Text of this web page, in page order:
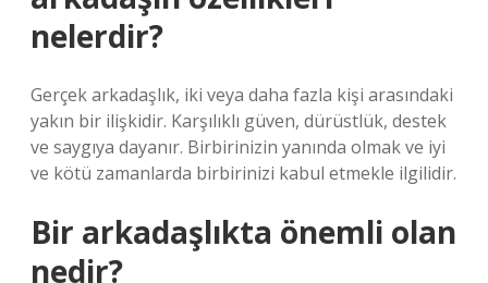
nelerdir?
Gerçek arkadaşlık, iki veya daha fazla kişi arasındaki
yakın bir ilişkidir. Karşılıklı güven, dürüstlük, destek
ve saygıya dayanır. Birbirinizin yanında olmak ve iyi
ve kötü zamanlarda birbirinizi kabul etmekle ilgilidir.
Bir arkadaşlıkta önemli olan
nedir?